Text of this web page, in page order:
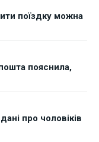
поїздку можна
пояснила,
про чоловіків